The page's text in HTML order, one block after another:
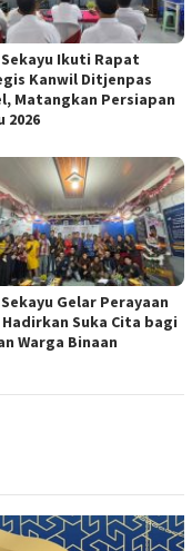
Ikuti Rapat
Kanwil Ditjenpas
Matangkan Persiapan
2026
Gelar Perayaan
Suka Cita bagi
Warga Binaan